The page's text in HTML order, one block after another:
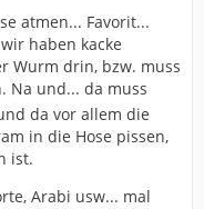
atmen... Favorit...
haben kacke
Wurm drin, bzw. muss
Na und... da muss
da vor allem die
in die Hose pissen,
ist.
Arabi usw... mal